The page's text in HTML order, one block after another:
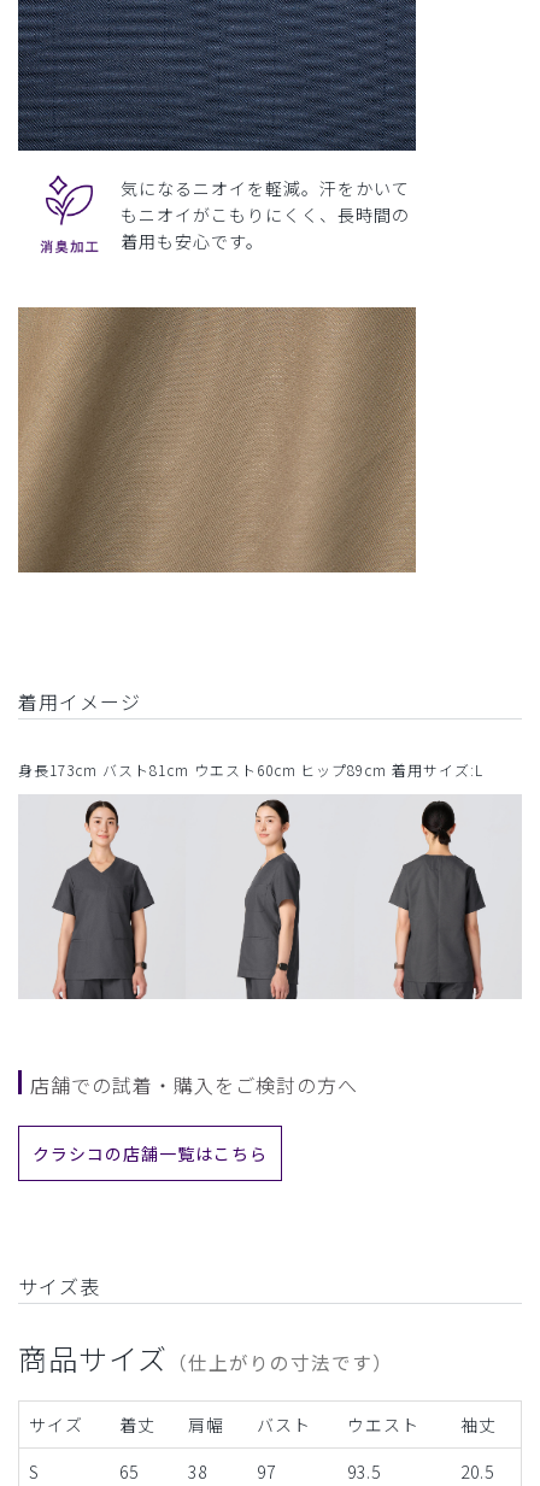
気になるニオイを軽減。汗をかいて
もニオイがこもりにくく、長時間の
着用も安心です。
着用イメージ
身長173cm バスト81cm ウエスト60cm ヒップ89cm 着用サイズ:L
店舗での試着・購入をご検討の方へ
クラシコの店舗一覧はこちら
サイズ表
商品サイズ （仕上がりの寸法です）
サイズ 着丈 肩幅 バスト ウエスト
袖丈
S
65 38 97 93.5
20.5